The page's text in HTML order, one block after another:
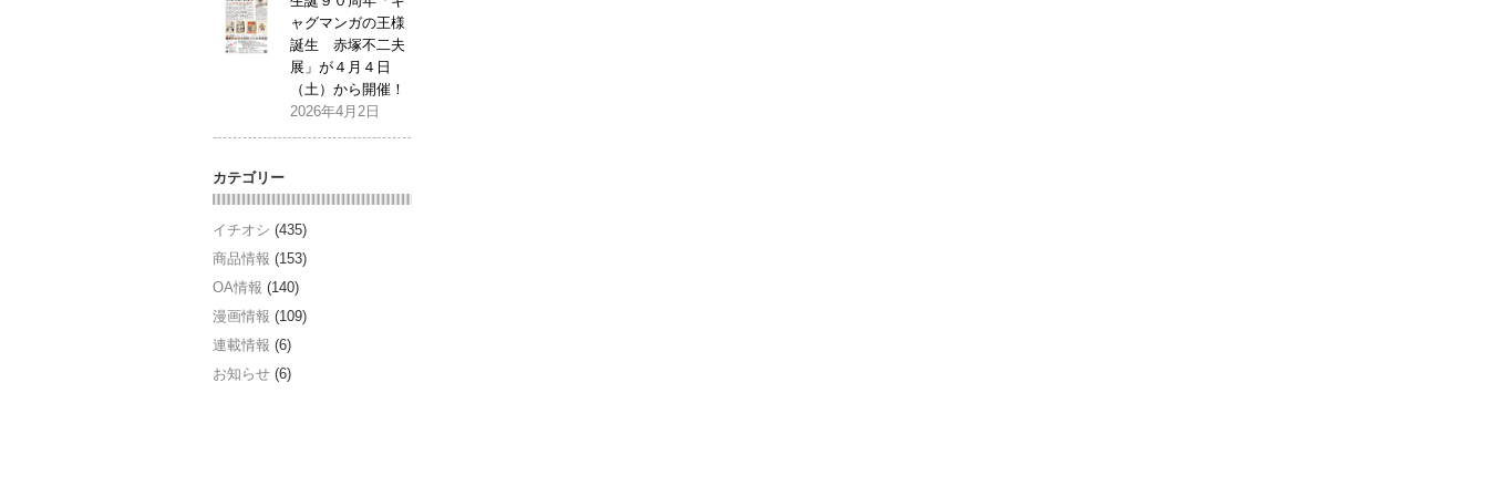
ャグマンガの王様
誕生 赤塚不二夫
展」が４月４日
（土）から開催！
2026年4月2日
カテゴリー
イチオシ (435)
商品情報 (153)
OA情報 (140)
漫画情報 (109)
連載情報 (6)
お知らせ (6)